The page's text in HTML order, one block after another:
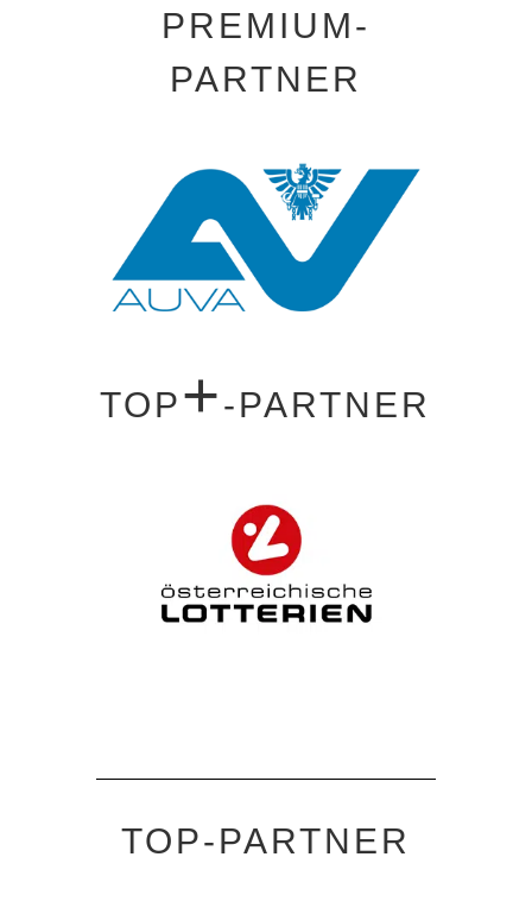
PREMIUM-
PARTNER
TOP+-PARTNER
TOP-PARTNER